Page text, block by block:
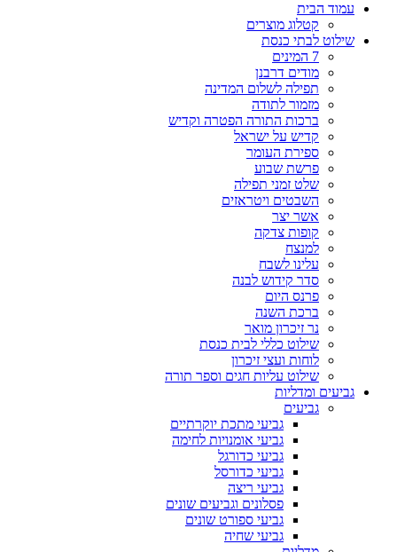
עמוד הבית
קטלוג מוצרים
שילוט לבתי כנסת
7 המינים
מודים דרבנן
תפילה לשלום המדינה
מזמור לתודה
ברכות התורה הפטרה וקדיש
קדיש על ישראל
ספירת העומר
פרשת שבוע
שלט זמני תפילה
השבטים ויטראזים
אשר יצר
קופות צדקה
למנצח
עלינו לשבח
סדר קידוש לבנה
פרנס היום
ברכת השנה
נר זיכרון מואר
שילוט כללי לבית כנסת
לוחות ועצי זיכרון
שילוט עליות חגים וספר תורה
גביעים ומדליות
גביעים
גביעי מתכת יוקרתיים
גביעי אומנויות לחימה
גביעי כדורגל
גביעי כדורסל
גביעי ריצה
פסלונים וגביעים שונים
גביעי ספורט שונים
גביעי שחיה